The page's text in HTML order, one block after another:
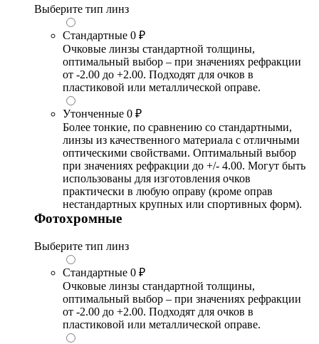
Выберите тип линз
Стандартные 0 ₽
Очковые линзы стандартной толщины,
оптимальный выбор – при значениях рефракции
от -2.00 до +2.00. Подходят для очков в
пластиковой или металлической оправе.
Утонченные 0 ₽
Более тонкие, по сравнению со стандартными,
линзы из качественного материала с отличными
оптическими свойствами. Оптимальный выбор
при значениях рефракции до +/- 4.00. Могут быть
использованы для изготовления очков
практически в любую оправу (кроме оправ
нестандартных крупных или спортивных форм).
Фотохромные
Выберите тип линз
Стандартные 0 ₽
Очковые линзы стандартной толщины,
оптимальный выбор – при значениях рефракции
от -2.00 до +2.00. Подходят для очков в
пластиковой или металлической оправе.